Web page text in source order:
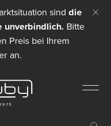
sind die
unverbindlich. Bitte
Preis bei Ihrem
an.